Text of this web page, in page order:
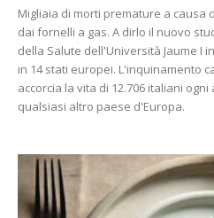
Migliaia di morti premature a
dai fornelli a gas. A dirlo il nuovo
della Salute dell'Università Jaume I
in 14 stati europei. L'inquinamento
accorcia la vita di 12.706 italiani
qualsiasi altro paese d'Europa.